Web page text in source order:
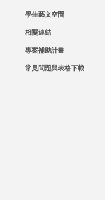
學生藝文空間
相關連結
專案補助計畫
常見問題與表格下載